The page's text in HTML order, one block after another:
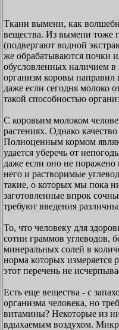
Ткани вымени, как
вещества. Из вымени тоже
(подвергают водной
же обрабатываются почки
обусловленных наличием в
организм коровы направил
даже если сегодня молоко
такой способностью
С коровьим молоком
растениях. Однако
Полноценным кормом
удается уберечь от
даже если оно не
него и растворимые
такие, о которых мы пока
заготовленные впрок
требуют введения
То, что человеку для
сотни граммов углеводов,
минеральных солей в
норма которых измеряется
этот перечень не
Есть еще вещества - с
организма человека, но
витамины? Некоторые из
вдыхаемым воздухом.